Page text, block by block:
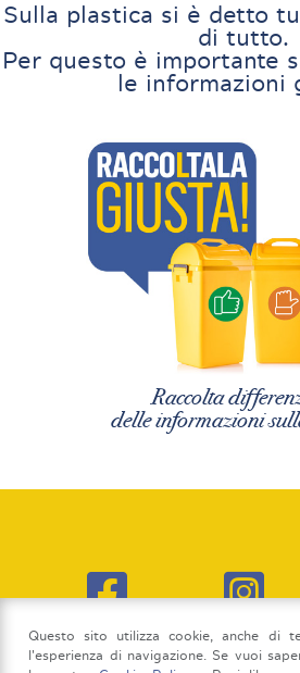
Sulla plastica si è detto
di tutto.
Per questo è importante
le informazioni
Raccolta
delle informazioni
Questo sito utilizza cookie, anche di
l'esperienza di navigazione. Se vuoi